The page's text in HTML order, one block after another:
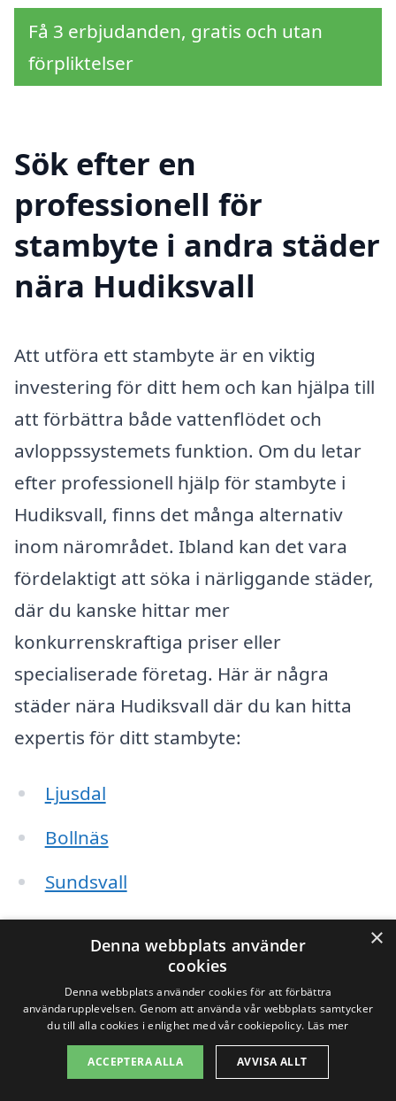
Få 3 erbjudanden, gratis och utan
förpliktelser
Sök efter en
professionell för
stambyte i andra städer
nära Hudiksvall
Att utföra ett stambyte är en viktig
investering för ditt hem och kan hjälpa till
att förbättra både vattenflödet och
avloppssystemets funktion. Om du letar
efter professionell hjälp för stambyte i
Hudiksvall, finns det många alternativ
inom närområdet. Ibland kan det vara
fördelaktigt att söka i närliggande städer,
där du kanske hittar mer
konkurrenskraftiga priser eller
specialiserade företag. Här är några
städer nära Hudiksvall där du kan hitta
expertis för ditt stambyte:
Ljusdal
Bollnäs
Sundsvall
Nordanstig
Kramfors
Hudiksvall
×
Denna webbplats använder
cookies
Denna webbplats använder cookies för att förbättra
användarupplevelsen. Genom att använda vår webbplats samtycker
du till alla cookies i enlighet med vår cookiepolicy. Läs mer
ACCEPTERA ALLA AVVISA ALLT